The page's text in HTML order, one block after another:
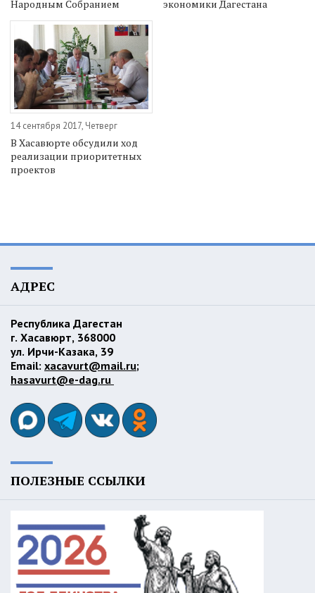
Народным Собранием
экономики Дагестана
14 сентября 2017, Четверг
В Хасавюрте обсудили ход
реализации приоритетных
проектов
АДРЕС
Республика Дагестан
г. Хасавюрт, 368000
ул. Ирчи-Казака, 39
Email: xacavurt@mail.ru;
hasavurt@e-dag.ru
ПОЛЕЗНЫЕ ССЫЛКИ